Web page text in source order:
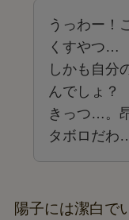
うっわー！
くすやつ…
しかも自分
んでしょ？
きっつ…。
タボロだわ
陽子には潔白で